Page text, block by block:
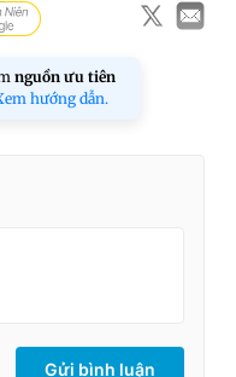
nguồn ưu tiên
hướng dẫn.
Gửi bình luận